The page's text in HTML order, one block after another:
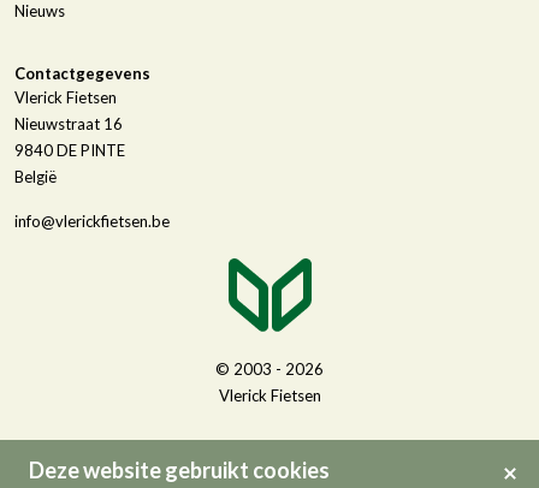
Deze website gebruikt cookies
Nieuws
Contactgegevens
Vlerick Fietsen
Nieuwstraat 16
9840DE PINTE
België
info@vlerickfietsen.be
© 2003 - 2026
Vlerick Fietsen